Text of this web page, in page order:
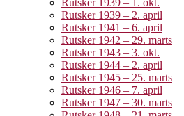
Rutsker 1939 – 1. okt.
Rutsker 1939 – 2. april
Rutsker 1941 – 6. april
Rutsker 1942 – 29. marts
Rutsker 1943 – 3. okt.
Rutsker 1944 – 2. april
Rutsker 1945 – 25. marts
Rutsker 1946 – 7. april
Rutsker 1947 – 30. marts